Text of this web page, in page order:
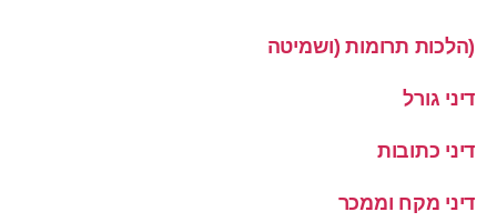
(הלכות תרומות (ושמיטה
דיני גורל
דיני כתובות
דיני מקח וממכר